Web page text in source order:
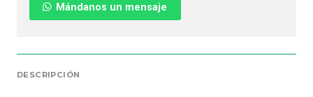
Mándanos un mensaje
DESCRIPCIÓN